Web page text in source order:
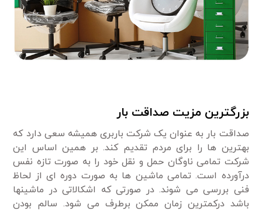
بزرگترین مزیت صداقت بار
صداقت بار به عنوان یک شرکت باربری همیشه سعی دارد که
بهترین ها را برای مردم تقدیم کند. بر همین اساس این
شرکت تمامی ناوگان حمل و نقل خود را به صورت تازه نفس
درآورده است. تمامی ماشین ها به صورت دوره ای از لحاظ
فنی بررسی می شوند. در صورتی که اشکالاتی در ماشینها
باشد درکمترین زمان ممکن برطرف می شود. سالم بودن